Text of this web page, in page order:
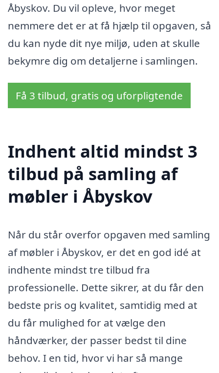
Åbyskov. Du vil opleve, hvor meget
nemmere det er at få hjælp til opgaven, så
du kan nyde dit nye miljø, uden at skulle
bekymre dig om detaljerne i samlingen.
Få 3 tilbud, gratis og uforpligtende
Indhent altid mindst 3
tilbud på samling af
møbler i Åbyskov
Når du står overfor opgaven med samling
af møbler i Åbyskov, er det en god idé at
indhente mindst tre tilbud fra
professionelle. Dette sikrer, at du får den
bedste pris og kvalitet, samtidig med at
du får mulighed for at vælge den
håndværker, der passer bedst til dine
behov. I en tid, hvor vi har så mange